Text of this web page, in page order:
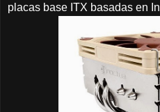
placas base ITX basadas en